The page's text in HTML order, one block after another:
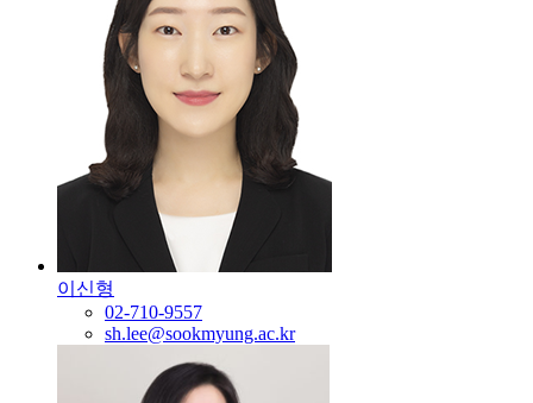
이신형
02-710-9557
sh.lee@sookmyung.ac.kr